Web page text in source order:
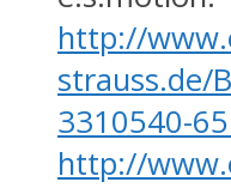
http://
strauss.de/
3310540-
http://